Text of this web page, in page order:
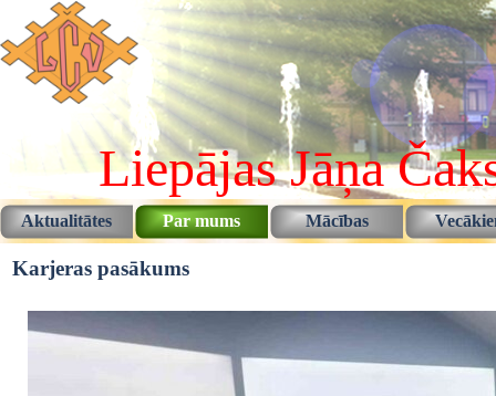
Pāriet uz saturu
Liepājas Jāņa
Aktualitātes Par mums ▼
Mācības ▼
Karjeras pasākums